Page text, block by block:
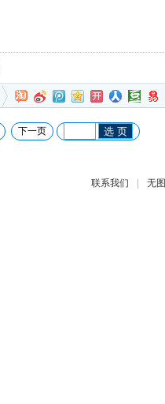
下一页 选 页
联系我们 | 无